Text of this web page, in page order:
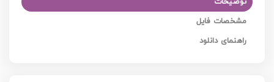
مشخصات فایل
راهنمای دانلود